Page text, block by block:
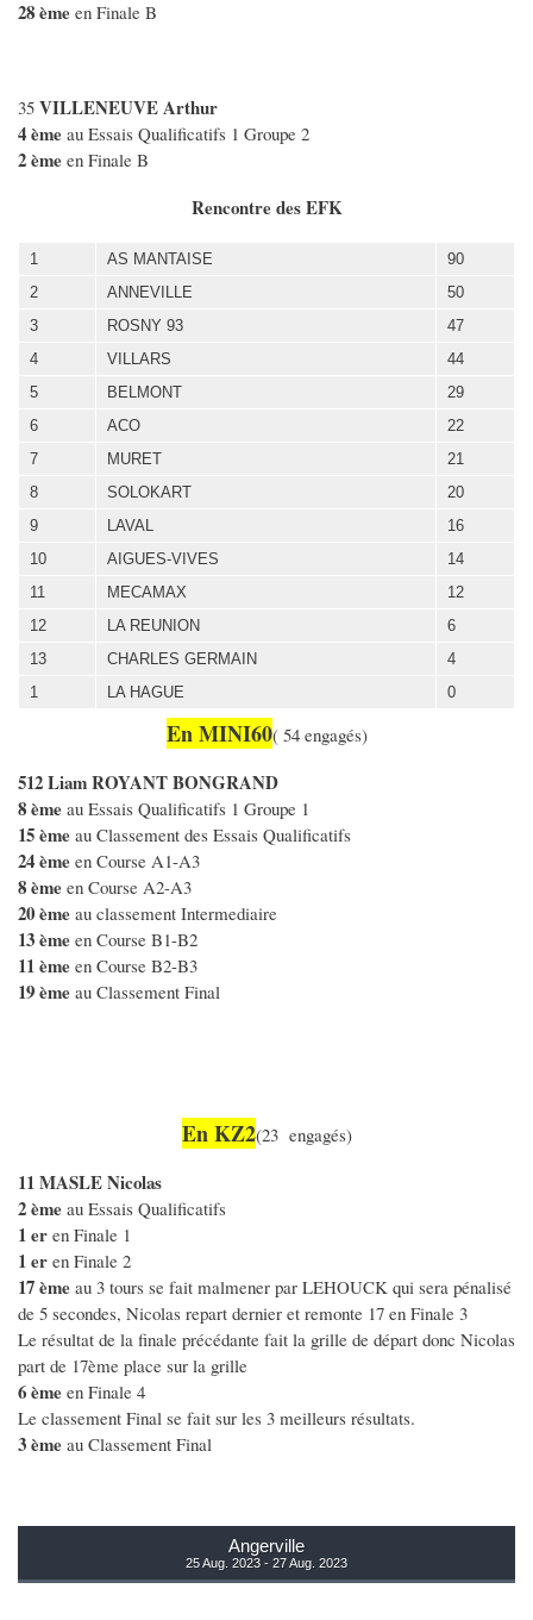
28 ème en Finale B
35 VILLENEUVE Arthur
4 ème au Essais Qualificatifs 1 Groupe 2
2 ème en Finale B
Rencontre des EFK
1 AS MANTAISE
90
2
ANNEVILLE
50
3
ROSNY 93
47
4
VILLARS
44
5
BELMONT
29
6
ACO
22
7
MURET
21
8
SOLOKART
20
9
LAVAL
16
10
AIGUES-VIVES
14
11
MECAMAX
12
12
LA REUNION
6
13
CHARLES GERMAIN
4
1
LA HAGUE 0
En MINI60( 54 engagés)
512 Liam ROYANT BONGRAND
8 ème au Essais Qualificatifs 1 Groupe 1
15 ème au Classement des Essais Qualificatifs
24 ème en Course A1-A3
8 ème en Course A2-A3
20 ème au classement Intermediaire
13 ème en Course B1-B2
11 ème en Course B2-B3
19 ème au Classement Final
En KZ2(23 engagés)
11 MASLE Nicolas
2 ème au Essais Qualificatifs
1 er en Finale 1
1 er en Finale 2
17 ème au 3 tours se fait malmener par LEHOUCK qui sera pénalisé
de 5 secondes, Nicolas repart dernier et remonte 17 en Finale 3
Le résultat de la finale précédante fait la grille de départ donc Nicolas
part de 17ème place sur la grille
6 ème en Finale 4
Le classement Final se fait sur les 3 meilleurs résultats.
3 ème au Classement Final